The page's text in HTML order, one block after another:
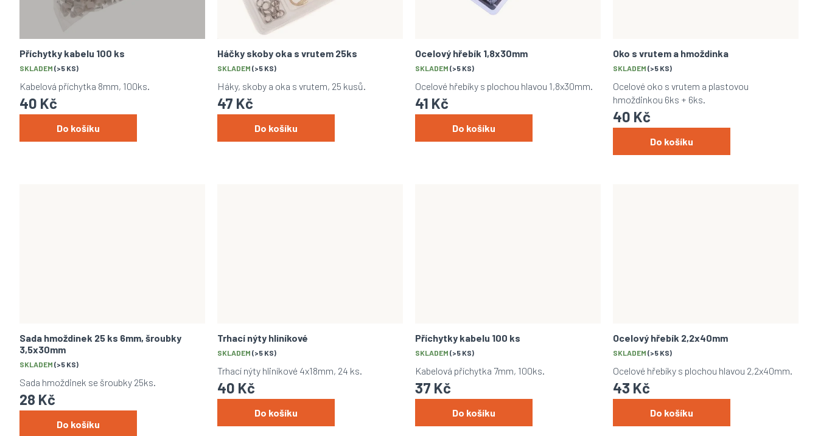
Příchytky kabelu 100 ks
SKLADEM (>5 KS)
40 Kč
Do košíku
Kabelová příchytka 8mm, 100ks.
Háčky skoby oka s vrutem 25ks
SKLADEM (>5 KS)
47 Kč
Do košíku
Háky, skoby a oka s vrutem, 25 kusů.
Ocelový hřebík 1,8x30mm
SKLADEM (>5 KS)
41 Kč
Do košíku
Ocelové hřebíky s plochou hlavou 1,8x30mm.
Oko s vrutem a hmoždinka
SKLADEM (>5 KS)
40 Kč
Do košíku
Ocelové oko s vrutem a plastovou
hmoždinkou 6ks + 6ks.
Sada hmoždinek 25 ks 6mm, šroubky
3,5x30mm
SKLADEM (>5 KS)
28 Kč
Do košíku
Sada hmoždinek se šroubky 25ks.
Trhací nýty hliníkové
SKLADEM (>5 KS)
40 Kč
Do košíku
Trhací nýty hliníkové 4x18mm, 24 ks.
Příchytky kabelu 100 ks
SKLADEM (>5 KS)
37 Kč
Do košíku
Kabelová příchytka 7mm, 100ks.
Ocelový hřebík 2,2x40mm
SKLADEM (>5 KS)
43 Kč
Do košíku
Ocelové hřebíky s plochou hlavou 2,2x40mm.